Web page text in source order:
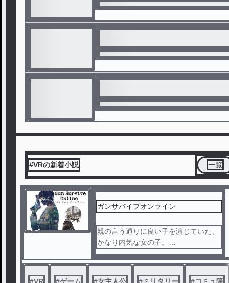
#VRの新着小説 一覧
ノベ
ガンサバイブオンライン
親の言う通りに良い子を演じていた、
かなり内気な女の子。
しかし成長するにつれて、ついにスト
レスが爆発した。
逃亡先は一人暮らしの兄のアパート。